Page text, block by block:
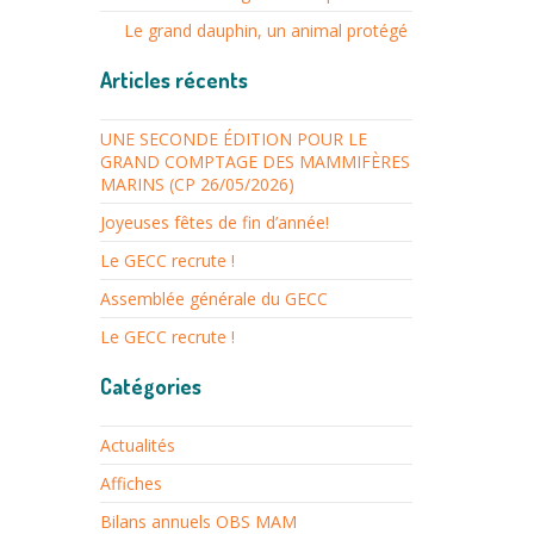
Le grand dauphin, un animal protégé
Articles récents
UNE SECONDE ÉDITION POUR LE
GRAND COMPTAGE DES MAMMIFÈRES
MARINS (CP 26/05/2026)
Joyeuses fêtes de fin d’année!
Le GECC recrute !
Assemblée générale du GECC
Le GECC recrute !
Catégories
Actualités
Affiches
Bilans annuels OBS MAM